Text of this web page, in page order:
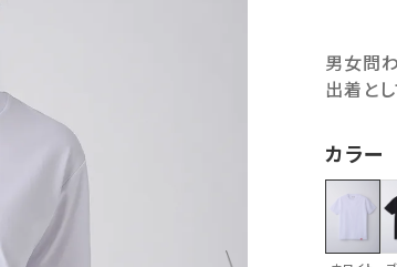
男女問
出着と
カラー